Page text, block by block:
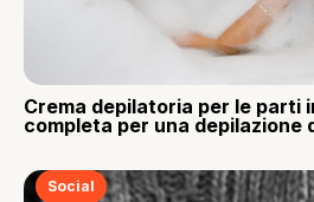
Crema depilatoria per le parti
completa per una depilazione
Social